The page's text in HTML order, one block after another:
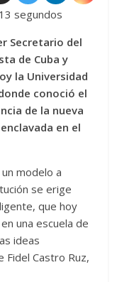
segundos
Secretario del
de Cuba y
la Universidad
conoció el
de la nueva
en el
modelo a
se erige
que hoy
una escuela de
ideas
Fidel Castro Ruz,